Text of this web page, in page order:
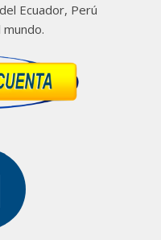
Ecuador, Perú